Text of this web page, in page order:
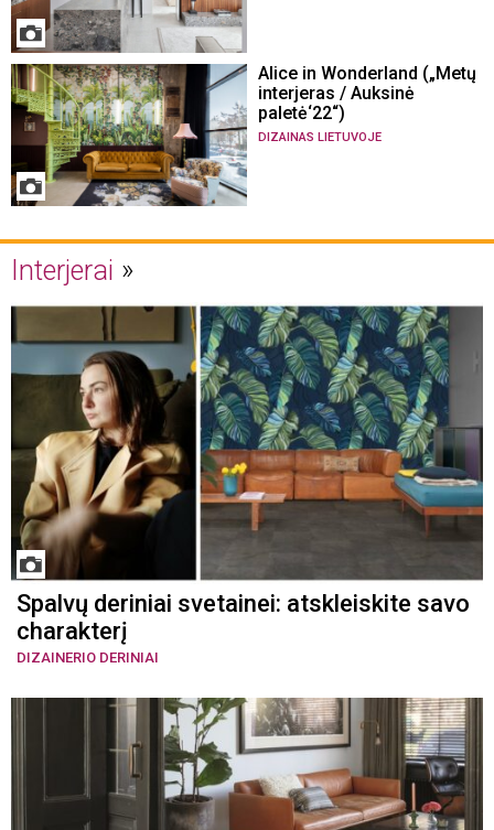
Alice in Wonderland („Metų
interjeras / Auksinė
paletė‘22“)
DIZAINAS LIETUVOJE
Interjerai
Spalvų deriniai svetainei: atskleiskite savo
charakterį
DIZAINERIO DERINIAI